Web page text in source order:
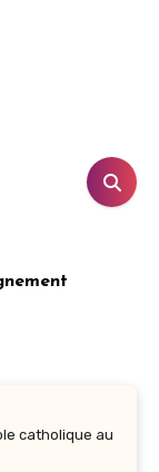
catholique au